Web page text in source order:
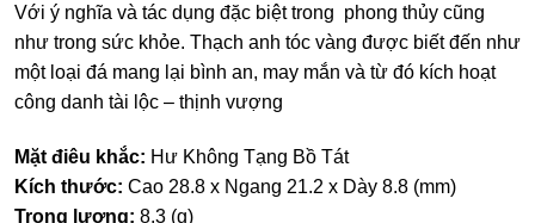
Với ý nghĩa và tác dụng đặc biệt trong phong thủy cũng
như trong sức khỏe. Thạch anh tóc vàng được biết đến như
một loại đá mang lại bình an, may mắn và từ đó kích hoạt
công danh tài lộc – thịnh vượng
Mặt điêu khắc: Hư Không Tạng Bồ Tát
Kích thước: Cao 28.8 x Ngang 21.2 x Dày 8.8 (mm)
Trọng lượng: 8.3 (g)